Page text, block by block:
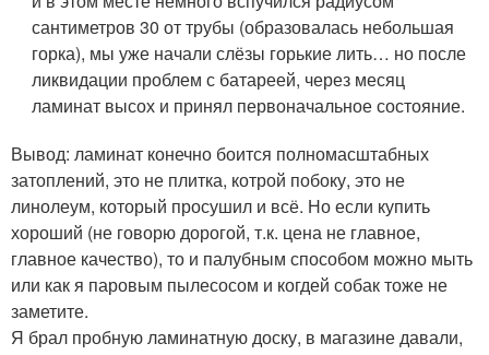
сантиметров 30 от трубы (образовалась небольшая
горка), мы уже начали слёзы горькие лить… но после
ликвидации проблем с батареей, через месяц
ламинат высох и принял первоначальное состояние.
Вывод: ламинат конечно боится полномасштабных
затоплений, это не плитка, котрой побоку, это не
линолеум, который просушил и всё. Но если купить
хороший (не говорю дорогой, т.к. цена не главное,
главное качество), то и палубным способом можно мыть
или как я паровым пылесосом и когдей собак тоже не
заметите.
Я брал пробную ламинатную доску, в магазине давали,